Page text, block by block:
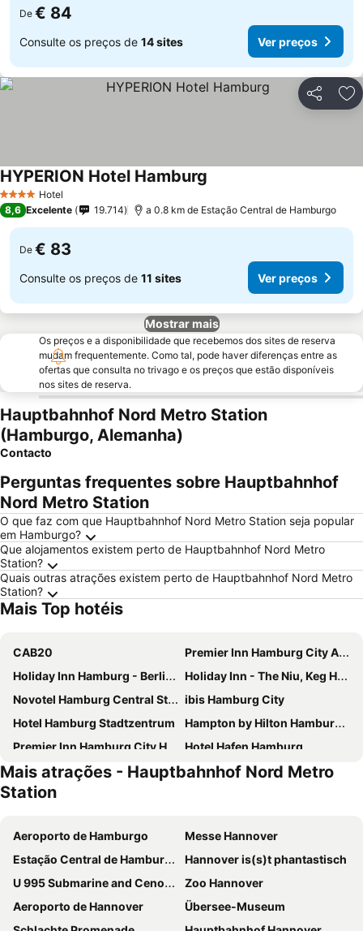
De € 84
Consulte os preços de 14 sites Ver preços
Partilhar
4 EstrelasHotel
HYPERION Hotel Hamburg
8,6 Excelente 19.714 a 0.8 km de Estação Central de Hamburgo
De € 83
Consulte os preços de 11 sites Ver preços
Mostrar mais
Os preços e a disponibilidade que recebemos dos sites de reserva
mudam frequentemente. Como tal, pode haver diferenças entre as
ofertas que consulta no trivago e os preços que estão disponíveis
nos sites de reserva.
Hauptbahnhof Nord Metro Station
(Hamburgo, Alemanha)
Contacto
Perguntas frequentes sobre Hauptbahnhof
Nord Metro Station
O que faz com que Hauptbahnhof Nord Metro Station seja popular
em Hamburgo?
Que alojamentos existem perto de Hauptbahnhof Nord Metro
Station?
Quais outras atrações existem perto de Hauptbahnhof Nord Metro
Station?
Mais Top hotéis
CAB20
Premier Inn Hamburg City Alster
Holiday Inn Hamburg - Berliner Tor By Ihg
Holiday Inn - The Niu, Keg Hamburg Ost By Ihg
Novotel Hamburg Central Station
ibis Hamburg City
Hotel Hamburg Stadtzentrum
Hampton by Hilton Hamburg City Centre
Premier Inn Hamburg City Hammerbrook
Hotel Hafen Hamburg
Innside by Meliá Hamburg Hafen
Premier Inn Hamburg City Zentrum
MEININGER Hotel Hamburg City Center
B&B HOTEL Hamburg-Airport
Novotel Hamburg City Alster
Le Méridien Hamburg
ibis budget Hamburg City
Moxy Hamburg City
Bettenburg Hotel & Hostel
ibis budget Hamburg City Ost
Crowne Plaza Hamburg - City Alster By Ihg
Mais atrações - Hauptbahnhof Nord Metro
Station
Aeroporto de Hamburgo
Messe Hannover
Estação Central de Hamburgo
Hannover is(s)t phantastisch
U 995 Submarine and Cenotaph
Zoo Hannover
Aeroporto de Hannover
Übersee-Museum